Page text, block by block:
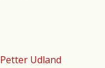
Petter Udland